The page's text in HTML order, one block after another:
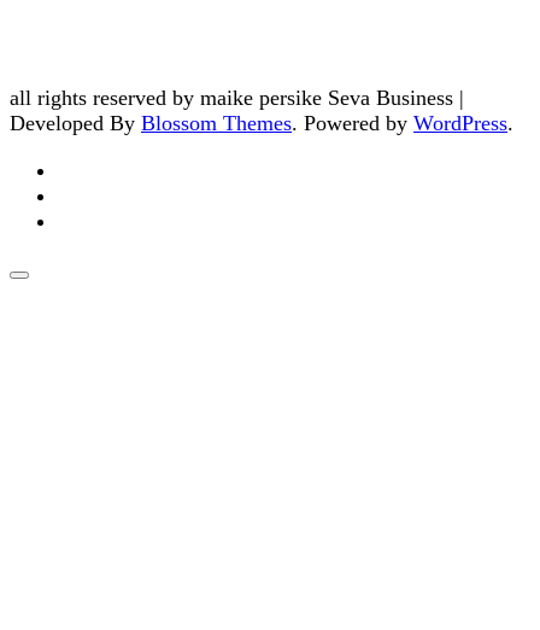
all rights reserved by maike persike Seva Business |
Developed By Blossom Themes. Powered by WordPress.